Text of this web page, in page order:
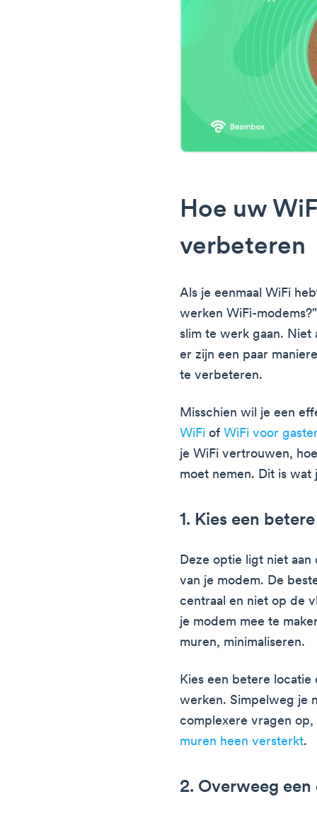
Hoe uw
verbeteren
Als je eenmaal WiFi
werken WiFi-
slim te werk gaan. Niet
er zijn een paar
te verbeteren.
Misschien wil je een
WiFi ofWiFi voor
je WiFi vertrouwen,
moet nemen. Dit is wat
1. Kies een
Deze optie ligt niet aan
van je modem. De
centraal en niet op de
je modem mee te
muren, minimaliseren.
Kies een betere
werken. Simpelweg je
complexere vragen
muren heen versterkt.
2. Overweeg